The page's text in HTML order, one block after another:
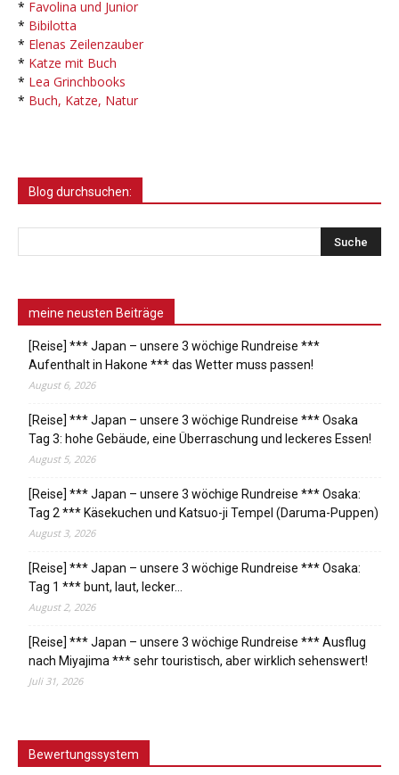
* Favolina und Junior
* Bibilotta
* Elenas Zeilenzauber
* Katze mit Buch
* Lea Grinchbooks
* Buch, Katze, Natur
Blog durchsuchen:
meine neusten Beiträge
[Reise] *** Japan – unsere 3 wöchige Rundreise ***
Aufenthalt in Hakone *** das Wetter muss passen!
August 6, 2026
[Reise] *** Japan – unsere 3 wöchige Rundreise *** Osaka
Tag 3: hohe Gebäude, eine Überraschung und leckeres Essen!
August 5, 2026
[Reise] *** Japan – unsere 3 wöchige Rundreise *** Osaka:
Tag 2 *** Käsekuchen und Katsuo-ji Tempel (Daruma-Puppen)
August 3, 2026
[Reise] *** Japan – unsere 3 wöchige Rundreise *** Osaka:
Tag 1 *** bunt, laut, lecker…
August 2, 2026
[Reise] *** Japan – unsere 3 wöchige Rundreise *** Ausflug
nach Miyajima *** sehr touristisch, aber wirklich sehenswert!
Juli 31, 2026
Bewertungssystem